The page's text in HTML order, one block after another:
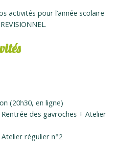
activités pour l’année scolaire
(20h30, en ligne)
Rentrée des gavroches + Atelier
Atelier régulier n°2